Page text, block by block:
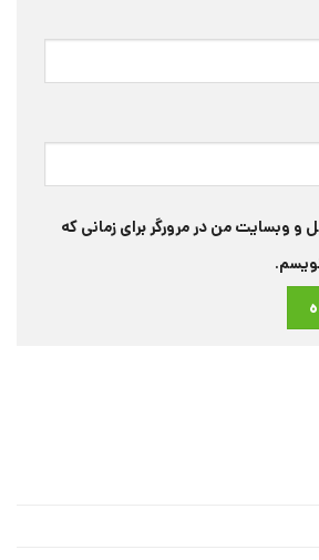
و وبسایت من در مرورگر برای زمانی که